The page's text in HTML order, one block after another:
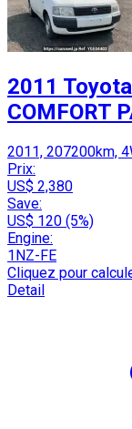
2011
COMFORT
2011, 207200km,
Prix:
US$ 2,380
Save:
US$ 120 (5%)
Engine:
1NZ-FE
Cliquez pour
Detail